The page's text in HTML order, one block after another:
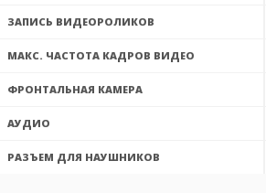
ЗАПИСЬ ВИДЕОРОЛИКОВ
МАКС. ЧАСТОТА КАДРОВ ВИДЕО
ФРОНТАЛЬНАЯ КАМЕРА
АУДИО
РАЗЪЕМ ДЛЯ НАУШНИКОВ